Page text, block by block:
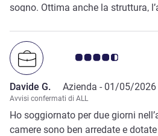
sogno. Ottima anche la struttura,
Giudizio clienti 4.5/5
Davide G. Azienda - 01/05/2026
Avvisi confermati di ALL
Ho soggiornato per due giorni
camere sono ben arredate e